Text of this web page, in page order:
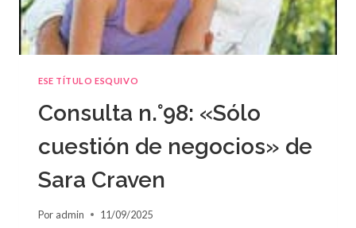
ESE TÍTULO ESQUIVO
Consulta n.°98: «Sólo
cuestión de negocios» de
Sara Craven
Por admin 11/09/2025